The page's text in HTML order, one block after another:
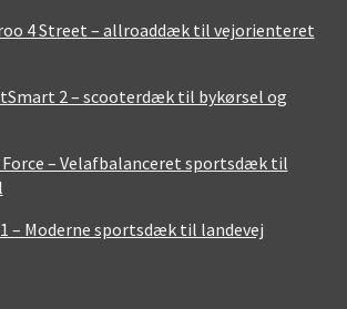
4 Street – allroaddæk til vejorienteret
2 – scooterdæk til bykørsel og
– Velafbalanceret sportsdæk til
– Moderne sportsdæk til landevej